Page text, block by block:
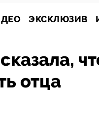
ЭКСКЛЮЗИВ
отца